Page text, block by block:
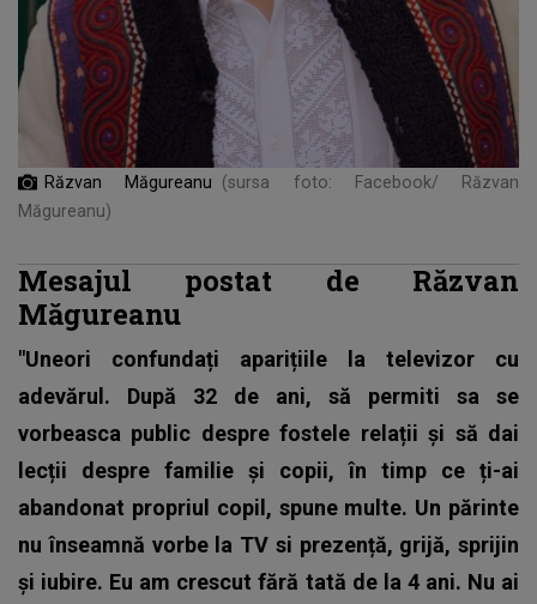
Răzvan Măgureanu
(sursa foto: Facebook/ Răzvan
Măgureanu)
Mesajul postat de Răzvan
Măgureanu
"Uneori confundați aparițiile la televizor cu
adevărul. După 32 de ani, să permiti sa se
vorbeasca public despre fostele relații și să dai
lecții despre familie și copii, în timp ce ți-ai
abandonat propriul copil, spune multe. Un părinte
nu înseamnă vorbe la TV si prezență, grijă, sprijin
și iubire. Eu am crescut fără tată de la 4 ani. Nu ai